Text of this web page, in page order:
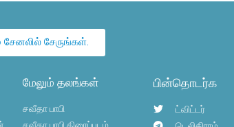
சேனலில் சேருங்கள்.
மேலும் தலங்கள்
சவீதா பாபி
பின்தொடர்க
ட்விட்டர்